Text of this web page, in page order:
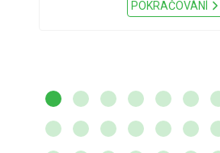
POKRAČOVÁNÍ